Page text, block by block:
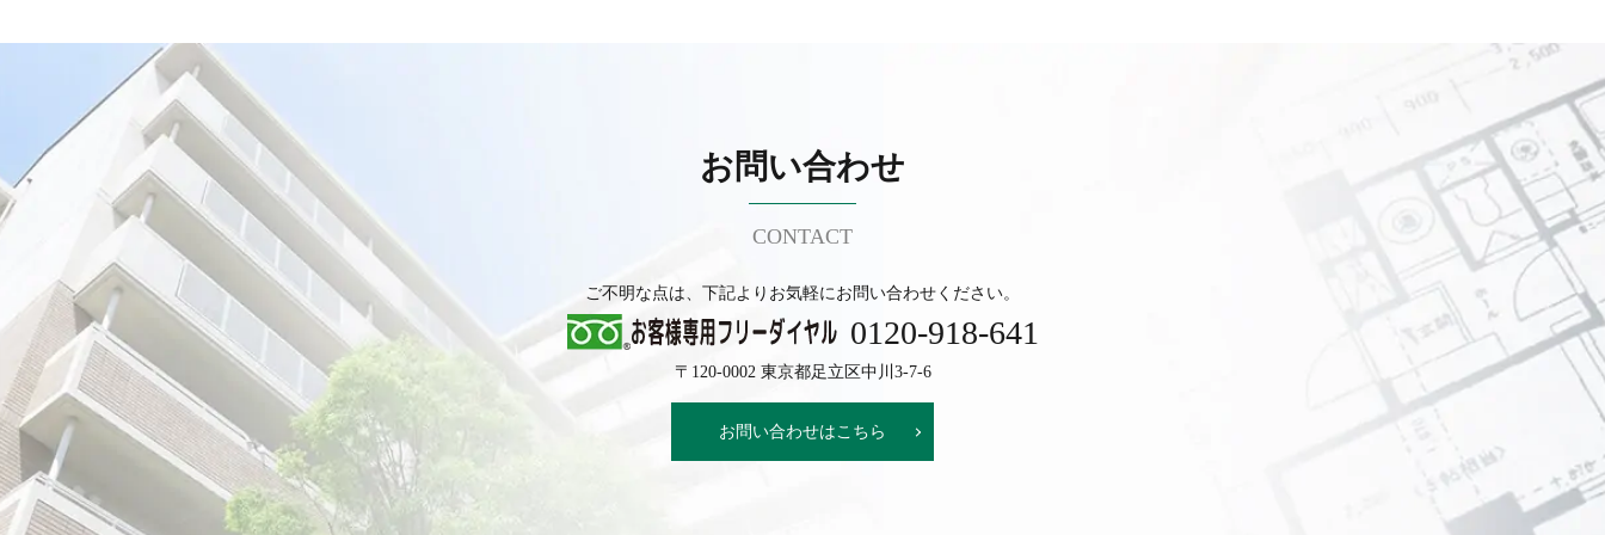
お問い合わせ
CONTACT
ご不明な点は、下記よりお気軽にお問い合わせください。
0120-918-641
〒120-0002 東京都足立区中川3-7-6
お問い合わせはこちら